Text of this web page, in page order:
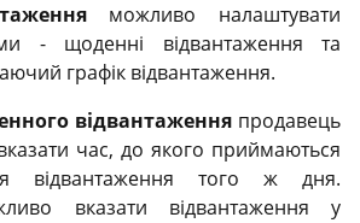
можливо налаштувати
- щоденні відвантаження та
графік відвантаження.
відвантаження продавець
час, до якого приймаються
відвантаження того ж дня.
вказати відвантаження у